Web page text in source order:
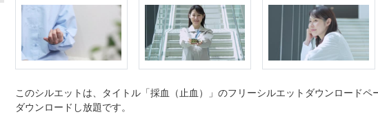
このシルエットは、タイトル「採血（止血）」のフリーシルエットダウンロード
ダウンロードし放題です。